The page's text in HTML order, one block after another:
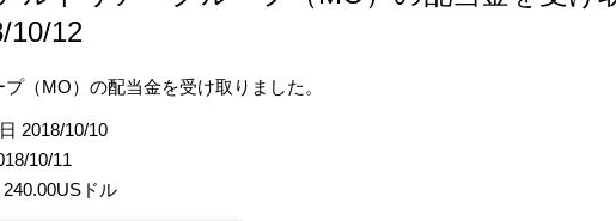
10/12
（MO）の配当金を受け取りました。
2018/10/10
10/11
ドル